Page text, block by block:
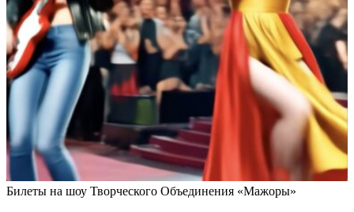
Билеты на шоу Творческого Объединения «Мажоры»